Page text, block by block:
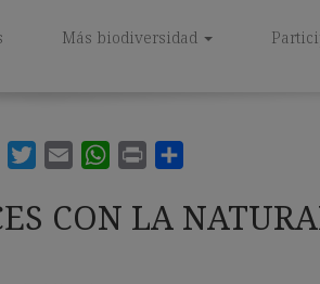
Más biodiversidad
CON LA